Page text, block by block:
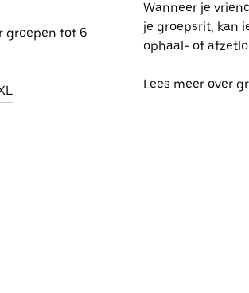
groepen tot 6
Wanneer je
je groepsrit, kan
ophaal- of
Lees meer over